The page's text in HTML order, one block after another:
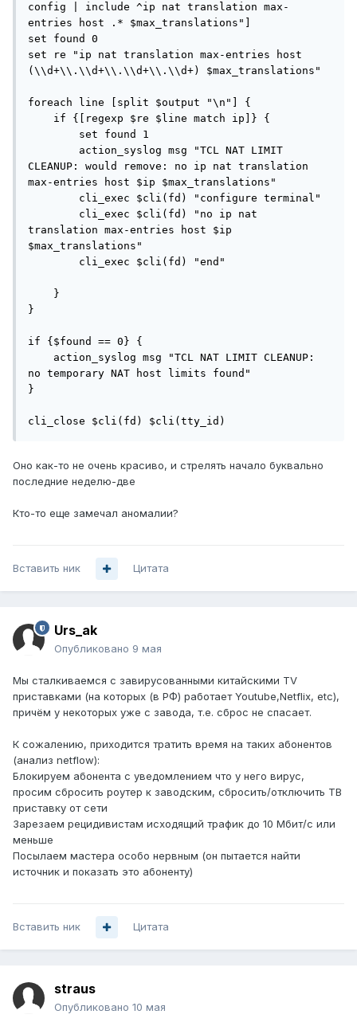
config | include ^ip nat translation max-
entries host .* $max_translations"]
set found 0
set re "ip nat translation max-entries host
(\\d+\\.\\d+\\.\\d+\\.\\d+) $max_translations"
foreach line [split $output "\n"] {
CLEANUP: would remove: no ip nat translation
max-entries host $ip $max_translations"
translation max-entries host $ip
$max_translations"
}
if {$found == 0} {
no temporary NAT host limits found"
}
cli_close $cli(fd) $cli(tty_id)
Оно как-то не очень красиво, и стрелять начало буквально
последние неделю-две
Кто-то еще замечал аномалии?
Вставить ник Цитата
Urs_ak
Опубликовано 9 мая
Мы сталкиваемся с завирусованными китайскими TV
приставками (на которых (в РФ) работает Youtube,Netflix, etc),
причём у некоторых уже с завода, т.е. сброс не спасает.
К сожалению, приходится тратить время на таких абонентов
(анализ netflow):
Блокируем абонента с уведомлением что у него вирус,
просим сбросить роутер к заводским, сбросить/отключить ТВ
приставку от сети
Зарезаем рецидивистам исходящий трафик до 10 Мбит/с или
меньше
Посылаем мастера особо нервным (он пытается найти
источник и показать это абоненту)
Вставить ник Цитата
straus
Опубликовано 10 мая